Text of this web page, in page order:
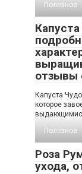
Полезное
отзывы
Капуста
которое
Полезное
Роза
ухода,